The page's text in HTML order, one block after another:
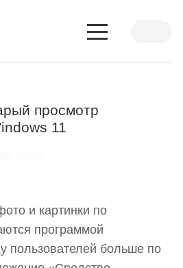
просмотр
11
и картинки по
программой
пользователей больше по